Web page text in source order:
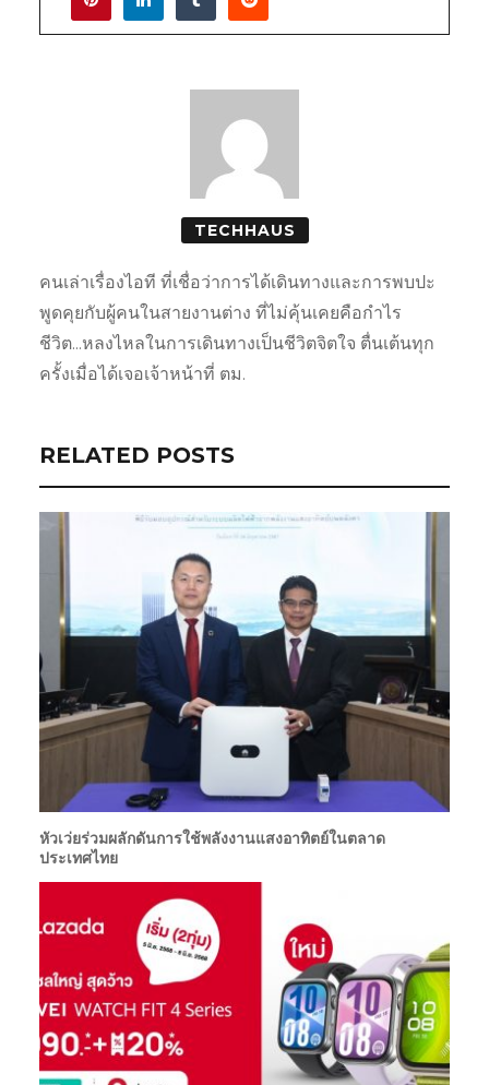
TECHHAUS
คนเล่าเรื่องไอที ที่เชื่อว่าการได้เดินทางและการพบปะ
พูดคุยกับผู้คนในสายงานต่าง ที่ไม่คุ้นเคยคือกำไร
ชีวิต...หลงไหลในการเดินทางเป็นชีวิตจิตใจ ตื่นเต้นทุก
ครั้งเมื่อได้เจอเจ้าหน้าที่ ตม.
RELATED POSTS
หัวเว่ยร่วมผลักดันการใช้พลังงานแสงอาทิตย์ในตลาด
ประเทศไทย